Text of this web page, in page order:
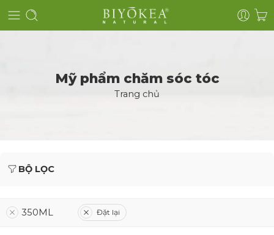
Mỹ phẩm chăm sóc tóc
Trang chủ
BỘ LỌC
350ML Đặt lại